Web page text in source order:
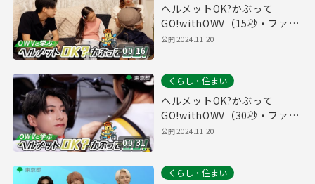
00:16
ヘルメットOK?かぶって
GO!withOWV（15秒・ファミ
リー編）自転車ヘルメット着
公開2024.11.20
00:31
くらし・住まい
ヘルメットOK?かぶって
GO!withOWV（30秒・ファミ
リー編）自転車ヘルメット着
公開2024.11.20
くらし・住まい